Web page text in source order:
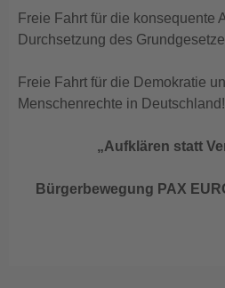
Freie Fahrt für die konsequente
Durchsetzung des
Freie Fahrt für die Demokratie
Menschenrechte in Deutschland!
„Aufklären statt
Bürgerbewegung PAX